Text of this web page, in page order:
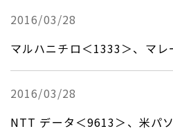
2016/03/28
マルハニチロ＜1333＞、マ
2016/03/28
NTT データ＜9613＞、米パ